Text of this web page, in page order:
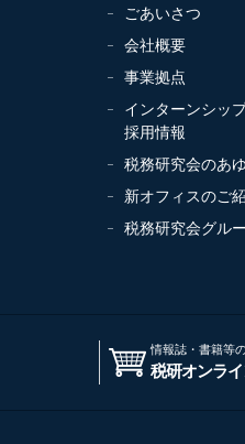
ごあいさつ
会社概要
事業拠点
インターンシッ
採用情報
税務研究会のあ
新オフィスのご
税務研究会グル
情報誌・書籍等
税研オンラ